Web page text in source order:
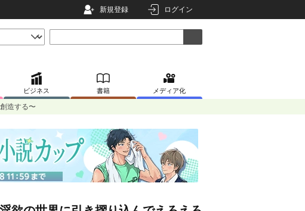
新規登録 ログイン
ビジネス 書籍 メディア化
造する〜